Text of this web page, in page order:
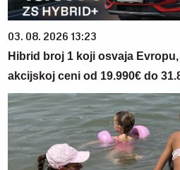
03. 08. 2026 13:23
Hibrid broj 1 koji osvaja
akcijskoj ceni od 19.990€ do